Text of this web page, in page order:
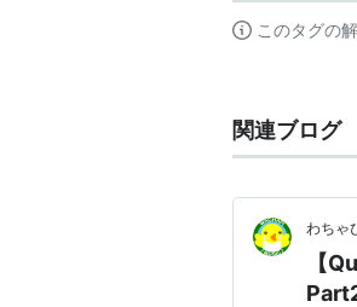
このタグの
関連ブログ
わちゃ
【